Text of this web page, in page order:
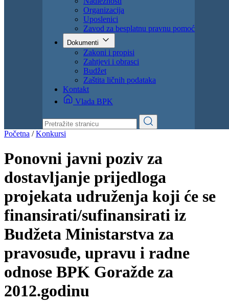
Ministarstvo
Ministar
Nadležnosti
Organizacija
Uposlenici
Zavod za besplatnu pravnu pomoć
Dokumenti
Zakoni i propisi
Zahtjevi i obrasci
Budžet
Zaštita ličnih podataka
Kontakt
Vlada BPK
Početna/Konkursi
Ponovni javni poziv za
dostavljanje prijedloga
projekata udruženja koji će se
finansirati/sufinansirati iz
Budžeta Ministarstva za
pravosuđe, upravu i radne
odnose BPK Goražde za